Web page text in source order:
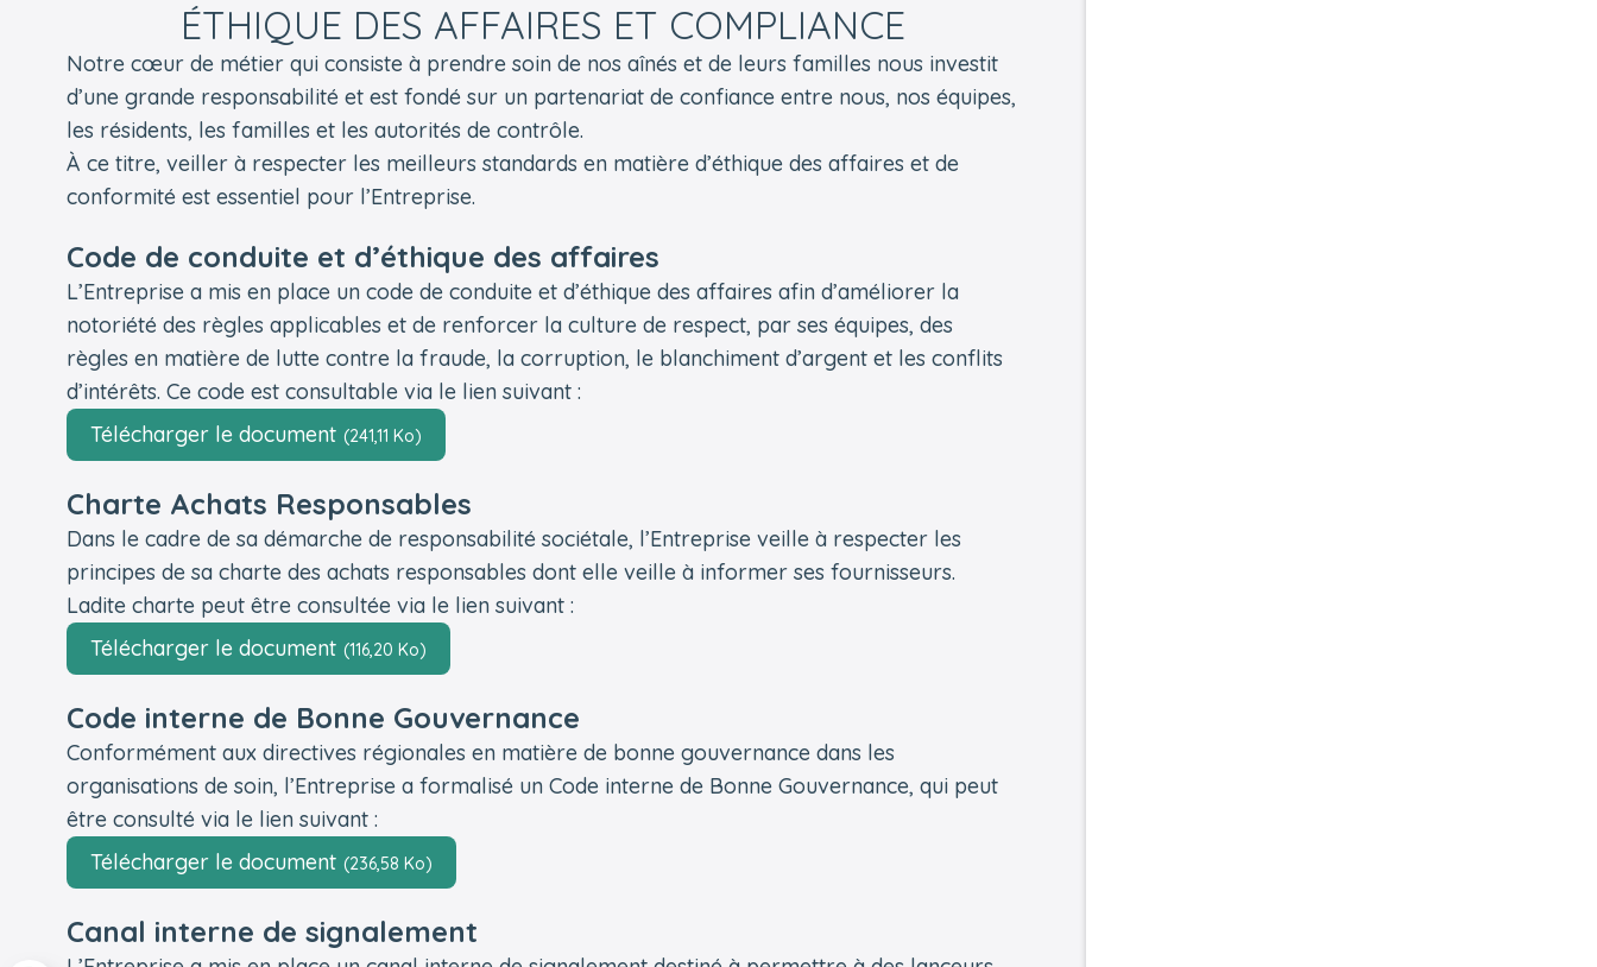
ÉTHIQUE DES AFFAIRES ET COMPLIANCE
Notre cœur de métier qui consiste à prendre soin de nos aînés et de leurs familles nous investit
d’une grande responsabilité et est fondé sur un partenariat de confiance entre nous, nos équipes,
les résidents, les familles et les autorités de contrôle.
À ce titre, veiller à respecter les meilleurs standards en matière d’éthique des affaires et de
conformité est essentiel pour l’Entreprise.
Code de conduite et d’éthique des affaires
L’Entreprise a mis en place un code de conduite et d’éthique des affaires afin d’améliorer la
notoriété des règles applicables et de renforcer la culture de respect, par ses équipes, des
règles en matière de lutte contre la fraude, la corruption, le blanchiment d’argent et les conflits
d’intérêts. Ce code est consultable via le lien suivant :
Télécharger le document (241,11 Ko)
Charte Achats Responsables
Dans le cadre de sa démarche de responsabilité sociétale, l’Entreprise veille à respecter les
principes de sa charte des achats responsables dont elle veille à informer ses fournisseurs.
Ladite charte peut être consultée via le lien suivant :
Télécharger le document (116,20 Ko)
Code interne de Bonne Gouvernance
Conformément aux directives régionales en matière de bonne gouvernance dans les
organisations de soin, l’Entreprise a formalisé un Code interne de Bonne Gouvernance, qui peut
être consulté via le lien suivant :
Télécharger le document (236,58 Ko)
Canal interne de signalement